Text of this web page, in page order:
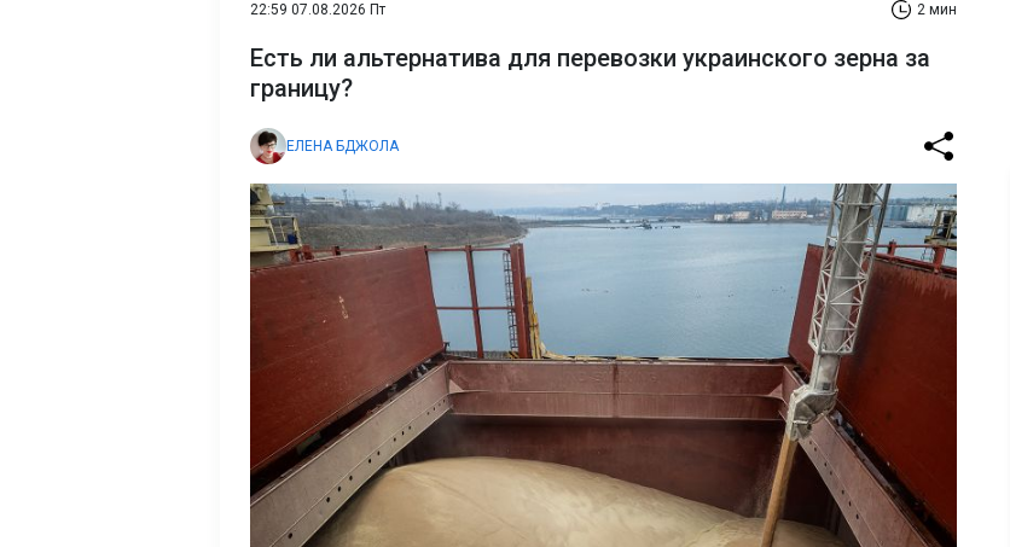
22:59 07.08.2026 Пт 2 мин
Есть ли альтернатива для перевозки украинского зерна за
границу?
ЕЛЕНА БДЖОЛА